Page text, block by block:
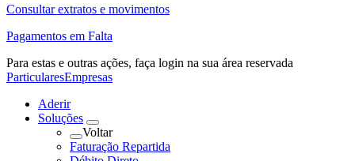
Consultar extratos e movimentos
Pagamentos em Falta
Para estas e outras ações, faça login na sua área reservada
ParticularesEmpresas
Aderir
Soluções
Voltar
Faturação Repartida